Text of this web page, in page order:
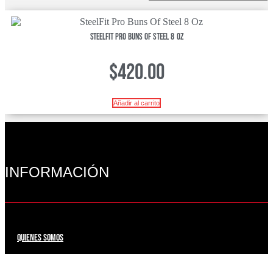
SteelFit Pro Buns Of Steel 8 Oz
$420.00
Añadir al carrito
INFORMACIÓN
QUIENES SOMOS